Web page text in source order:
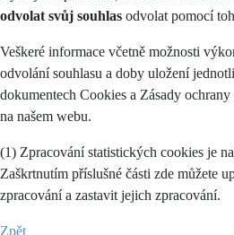
odvolat svůj souhlas odvolat pomocí
Veškeré informace včetně možnosti
odvolání souhlasu a doby uložení
dokumentech Cookies a Zásady
na našem webu.
(1) Zpracování statistických cookies je
Zaškrtnutím příslušné části zde můžete
zpracování a zastavit jejich zpracování.
Zpět